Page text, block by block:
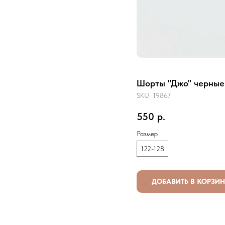
Шорты "Джо" черные
SKU: 19867
550 р.
Размер
122-128
ДОБАВИТЬ В